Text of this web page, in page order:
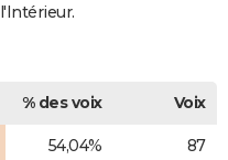
% des voix
Voix
54,04% 87